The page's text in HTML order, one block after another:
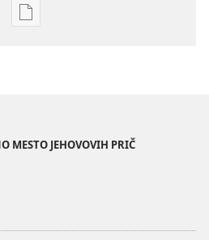
Možnosti
September 2008
MESTO JEHOVOVIH PRIČ